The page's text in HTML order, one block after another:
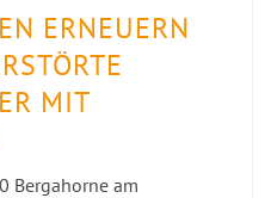
ERNEUERN
MIT
Bergahorne am